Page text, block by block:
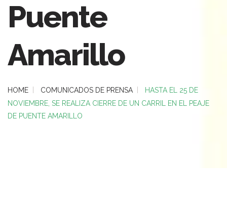
Puente
Amarillo
HOME COMUNICADOS DE PRENSA
HASTA EL 25 DE
NOVIEMBRE, SE REALIZA CIERRE DE UN CARRIL EN EL PEAJE
DE PUENTE AMARILLO